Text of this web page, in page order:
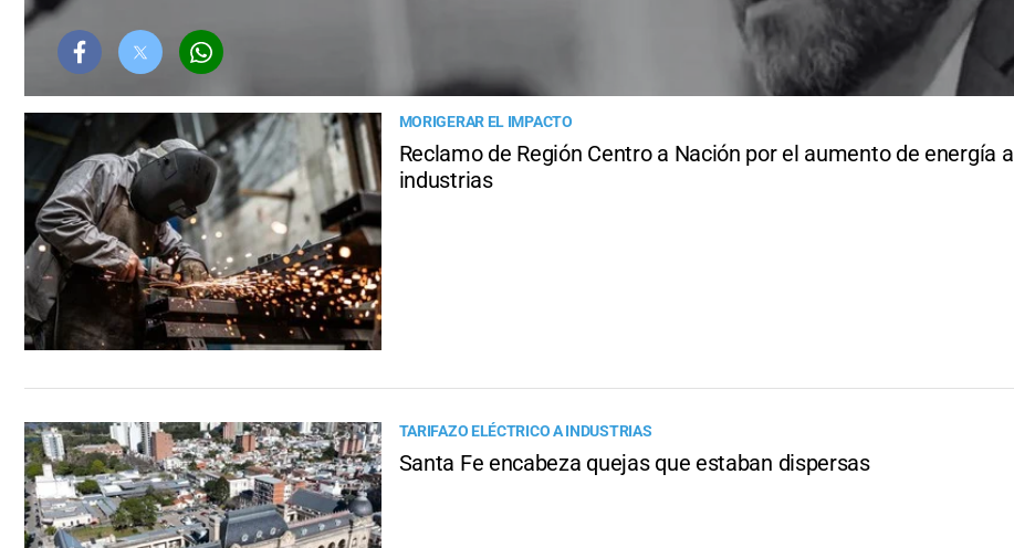
MORIGERAR EL IMPACTO
Reclamo de Región Centro a Nación por el aumento de energía a
industrias
TARIFAZO ELÉCTRICO A INDUSTRIAS
Santa Fe encabeza quejas que estaban dispersas